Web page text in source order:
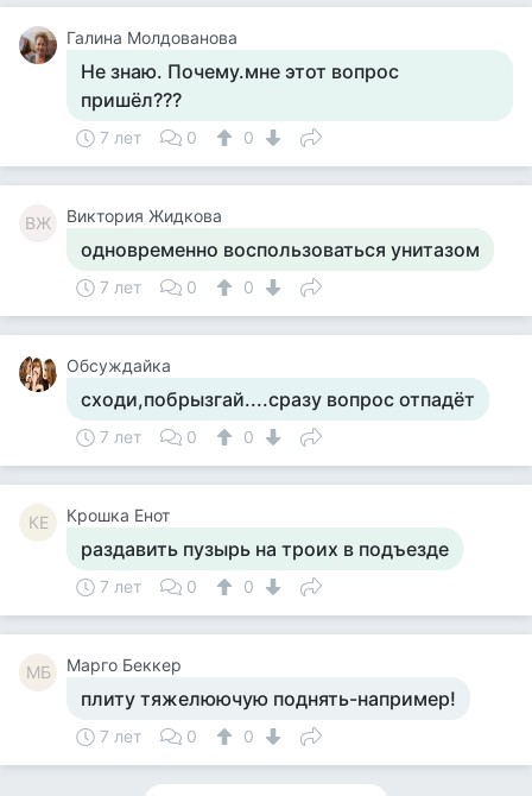
Галина Молдованова
Не знаю. Почему.мне этот вопрос
пришёл???
7 лет 0 0
ВЖ Виктория Жидкова
одновременно воспользоваться унитазом
7 лет 0 0
Обсуждайка
сходи,побрызгай....сразу вопрос отпадёт
7 лет 0 0
КЕ Крошка Енот
раздавить пузырь на троих в подъезде
7 лет 0 0
MБ Mарго Беккер
плиту тяжелюючую поднять-например!
7 лет 0 0